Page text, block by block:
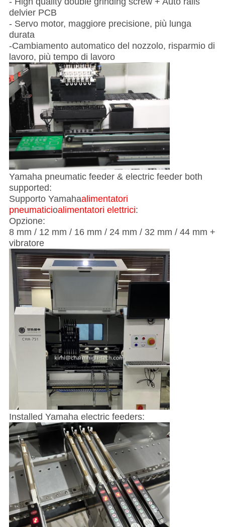
delvier PCB
- Servo motor, maggiore precisione, più lunga
durata
-Cambiamento automatico del nozzolo, risparmio di
lavoro, più tempo di lavoro
Yamaha pneumatic feeder & electric feeder both
supported:
Supporto Yamahaalimentatori
pneumaticioalimentatori elettrici:
Opzione:
8 mm / 12 mm / 16 mm / 24 mm / 32 mm / 44 mm +
vibratore
Installed Yamaha electric feeders: